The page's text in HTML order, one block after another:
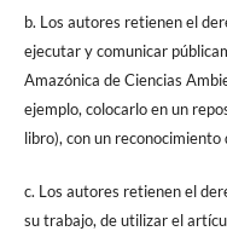
b. Los autores retienen el
ejecutar y comunicar
Amazónica de Ciencias
ejemplo, colocarlo en un
libro), con un reconocimiento
c. Los autores retienen el
su trabajo, de utilizar el